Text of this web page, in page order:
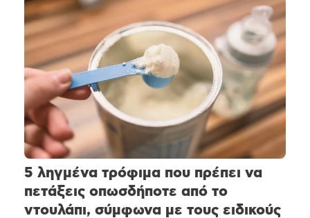
5 ληγμένα τρόφιμα που πρέπει να
πετάξεις οπωσδήποτε από το
ντουλάπι, σύμφωνα με τους ειδικούς